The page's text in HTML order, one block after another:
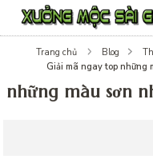
Trang chủ Blog
Giải mã ngay top những
màu sơn